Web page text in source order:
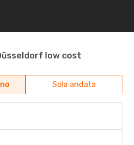
low cost
Sola andata